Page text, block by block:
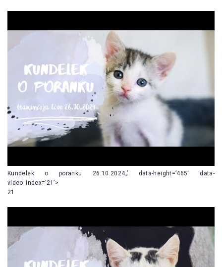
Kundelek o poranku 26.10.2024„’ data-height=’465′ data-
video_index=’21’>
21